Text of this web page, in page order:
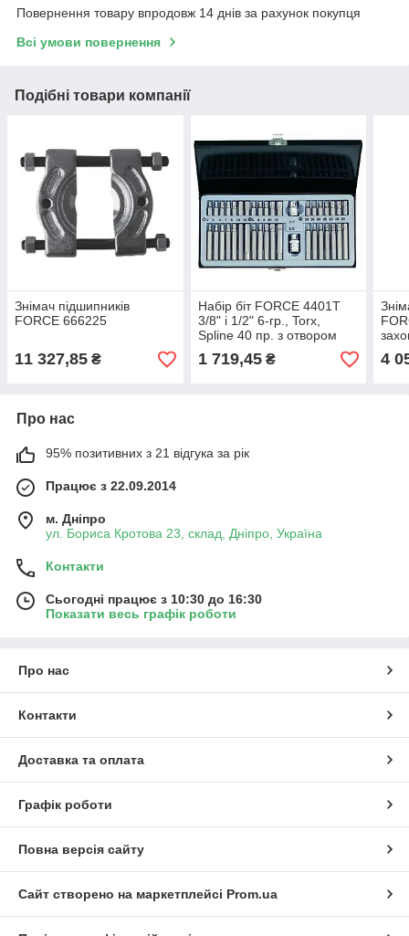
Повернення товару впродовж 14 днів за рахунок покупця
Всі умови повернення
Подібні товари компанії
Знімач підшипників
FORCE 666225
11 327,85 ₴
Набір біт FORCE 4401T
3/8" і 1/2" 6-гр., Torx,
Spline 40 пр. з отвором
(металевий кейс)
1 719,45₴ 4
Про нас
95% позитивних з 21 відгука за рік
Працює з 22.09.2014
м. Дніпро
ул. Бориса Кротова 23, склад, Дніпро, Україна
Контакти
Сьогодні працює з 10:30 до 16:30
Показати весь графік роботи
Про нас
Контакти
Доставка та оплата
Графік роботи
Повна версія сайту
Сайт створено на маркетплейсі Prom.ua